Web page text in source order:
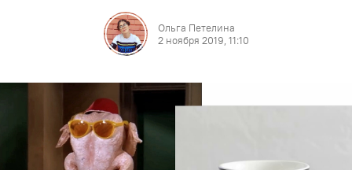
Ольга Петелина
2 ноября 2019, 11:10